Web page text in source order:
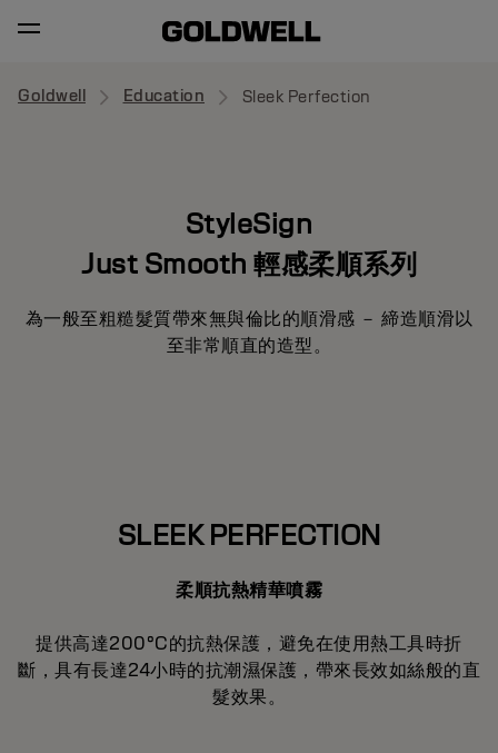
Goldwell Education Sleek Perfection
StyleSign
Just Smooth 輕感柔順系列
為一般至粗糙髮質帶來無與倫比的順滑感 － 締造順滑以
至非常順直的造型。
SLEEK PERFECTION
柔順抗熱精華噴霧
提供高達200°C的抗熱保護，避免在使用熱工具時折
斷，具有長達24小時的抗潮濕保護，帶來長效如絲般的直
髮效果。